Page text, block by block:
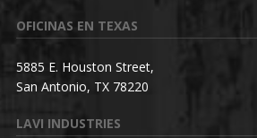
OFICINAS EN TEXAS
5885 E. Houston Street,
San Antonio, TX 78220
LAVI INDUSTRIES